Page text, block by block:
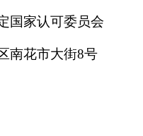
国家认可委员会
南花市大街8号